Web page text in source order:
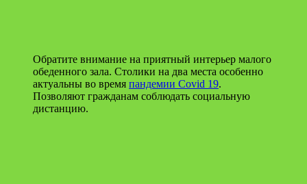
Обратите внимание на приятный интерьер малого
обеденного зала. Столики на два места особенно
актуальны во время пандемии Covid 19.
Позволяют гражданам соблюдать социальную
дистанцию.